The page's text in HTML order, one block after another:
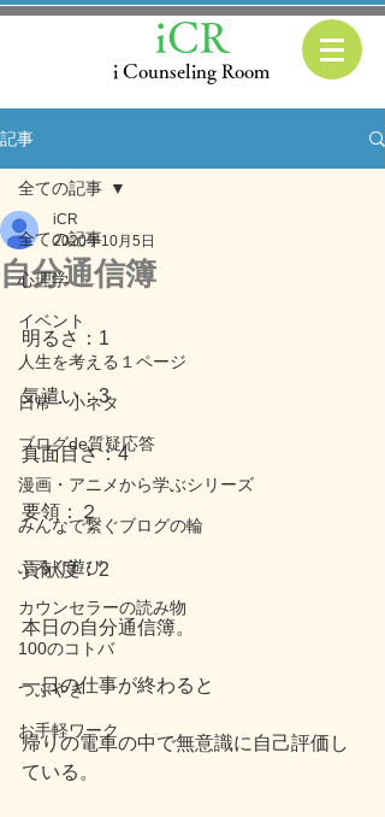
i Counseling Room
iCR
記事
全ての記事
心理学
イベント
人生を考える１ページ
日常・小ネタ
ブログde質疑応答
漫画・アニメから学ぶシリーズ
みんなで繋ぐブログの輪
ぶろぐ遊び
カウンセラーの読み物
100のコトバ
つぶやき
お手軽ワーク
全ての記事
自分通信簿
iCR
2020年10月5日
明るさ：1
気遣い：3
真面目さ：4
要領：２
貢献度：2
本日の自分通信簿。
一日の仕事が終わると
帰りの電車の中で無意識に自己評価し
ている。